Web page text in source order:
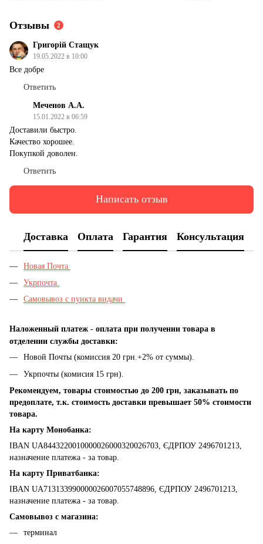
Отзывы 2
Григорій Стащук
19.05.2022 в 10:00
Все добре
Ответить
Меченов А.А.
15.01.2022 в 06:59
Доставили быстро.
Качество хорошее.
Покупкой доволен.
Ответить
Написать отзыв
Доставка Оплата Гарантия Консультация
Новая Почта
Укрпочта
Самовывоз с пункта видачи
Наложенный платеж - оплата при получении товара в
отделении службы доставки:
Новой Почты (комиссия 20 грн.+2% от суммы).
Укрпочты (комисия 15 грн).
Рекомендуем, товары стоимостью до 200 грн, заказывать по
предоплате, т.к. стоимость доставки превышает 50% стоимости
товара.
На карту Монобанка:
IBAN UA8443220010000026000320026703, ЄДРПОУ 2496701213,
назначение платежа - за товар.
На карту Приватбанка:
IBAN UA713133990000026007055748896, ЄДРПОУ 2496701213,
назначение платежа - за товар.
Самовывоз с магазина:
терминал